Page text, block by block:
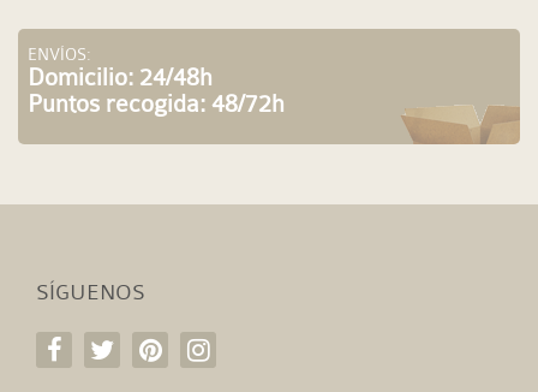
ENVÍOS:
Domicilio: 24/48h
Puntos recogida: 48/72h
SÍGUENOS